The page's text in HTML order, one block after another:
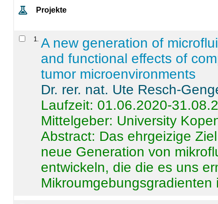
Projekte
1
A new generation of
and functional effects of
tumor microenvironments
Dr. rer. nat. Ute Resch-
Laufzeit: 01.06.2020-
Mittelgeber: University
Abstract: Das ehrgeizige
neue Generation von
entwickeln, die die es uns
Mikroumgebungsgradienten